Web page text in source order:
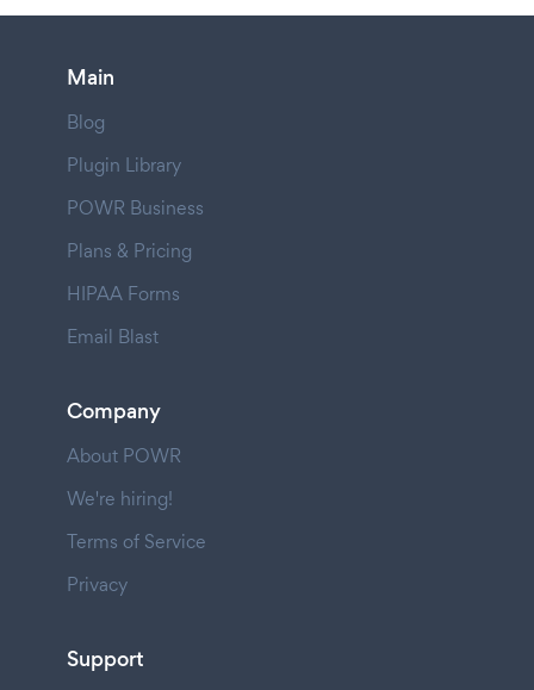
Main
Blog
Plugin Library
POWR Business
Plans & Pricing
HIPAA Forms
Email Blast
Company
About POWR
We're hiring!
Terms of Service
Privacy
Support